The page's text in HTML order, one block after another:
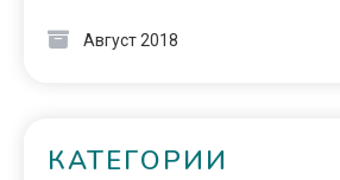
Август 2018
КАТЕГОРИИ